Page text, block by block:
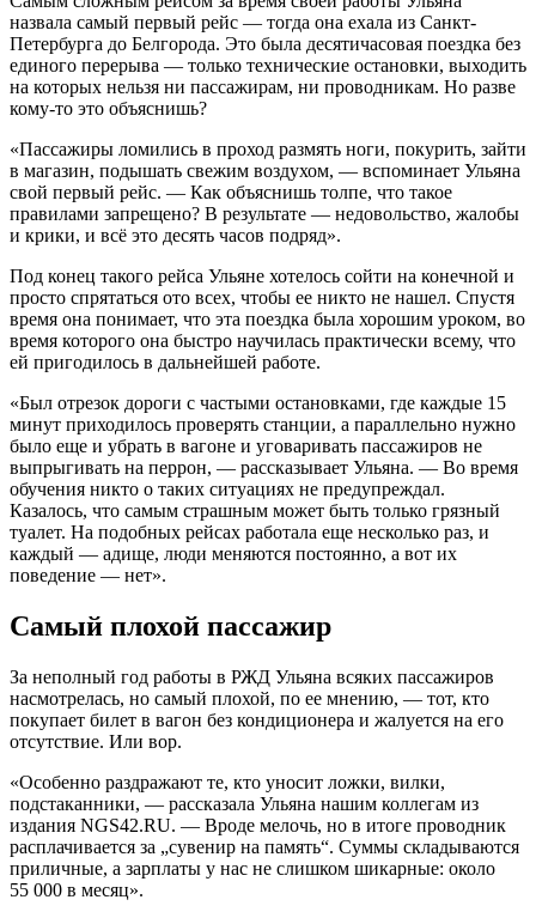
назвала самый первый рейс — тогда она ехала из Санкт-
Петербурга до Белгорода. Это была десятичасовая поездка без
единого перерыва — только технические остановки, выходить
на которых нельзя ни пассажирам, ни проводникам. Но разве
кому-то это объяснишь?
«Пассажиры ломились в проход размять ноги, покурить, зайти
в магазин, подышать свежим воздухом, — вспоминает Ульяна
свой первый рейс. — Как объяснишь толпе, что такое
правилами запрещено? В результате — недовольство, жалобы
и крики, и всё это десять часов подряд».
Под конец такого рейса Ульяне хотелось сойти на конечной и
просто спрятаться ото всех, чтобы ее никто не нашел. Спустя
время она понимает, что эта поездка была хорошим уроком, во
время которого она быстро научилась практически всему, что
ей пригодилось в дальнейшей работе.
«Был отрезок дороги с частыми остановками, где каждые 15
минут приходилось проверять станции, а параллельно нужно
было еще и убрать в вагоне и уговаривать пассажиров не
выпрыгивать на перрон, — рассказывает Ульяна. — Во время
обучения никто о таких ситуациях не предупреждал.
Казалось, что самым страшным может быть только грязный
туалет. На подобных рейсах работала еще несколько раз, и
каждый — адище, люди меняются постоянно, а вот их
поведение — нет».
Самый плохой пассажир
За неполный год работы в РЖД Ульяна всяких пассажиров
насмотрелась, но самый плохой, по ее мнению, — тот, кто
покупает билет в вагон без кондиционера и жалуется на его
отсутствие. Или вор.
«Особенно раздражают те, кто уносит ложки, вилки,
подстаканники, — рассказала Ульяна нашим коллегам из
издания NGS42.RU. — Вроде мелочь, но в итоге проводник
расплачивается за „сувенир на память“. Суммы складываются
приличные, а зарплаты у нас не слишком шикарные: около
55 000 в месяц».